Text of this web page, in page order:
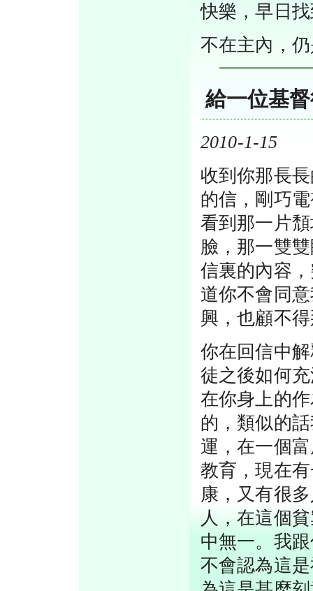
快樂，早日
不在主內，
給一位基
2010-1-15
收到你那長
的信，剛巧
看到那一片
臉，那一雙
信裏的內容
道你不會同
興，也顧不
你在回信中
徒之後如何
在你身上的
的，類似的
運，在一個
教育，現在
康，又有很
人，在這個
中無一。我
不會認為這